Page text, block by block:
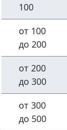
100
от 100
до 200
от 200
до 300
от 300
до 500